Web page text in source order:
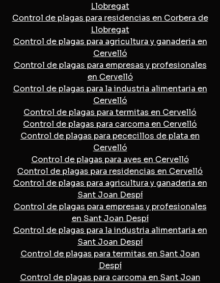
Llobregat
Control de plagas para residencias en Corbera de
Llobregat
Control de plagas para agricultura y ganaderia en
Cervelló
Control de plagas para empresas y profesionales
en Cervelló
Control de plagas para la industria alimentaria en
Cervelló
Control de plagas para termitas en Cervelló
Control de plagas para carcoma en Cervelló
Control de plagas para pececillos de plata en
Cervelló
Control de plagas para aves en Cervelló
Control de plagas para residencias en Cervelló
Control de plagas para agricultura y ganaderia en
Sant Joan Despí
Control de plagas para empresas y profesionales
en Sant Joan Despí
Control de plagas para la industria alimentaria en
Sant Joan Despí
Control de plagas para termitas en Sant Joan
Despí
Control de plagas para carcoma en Sant Joan